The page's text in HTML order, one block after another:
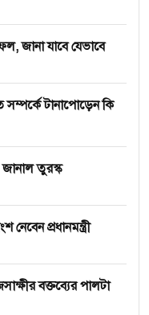
জানা যাবে যেভাবে
সম্পর্কে টানাপোড়েন কি
জানাল তুরস্ক
প্রধানমন্ত্রী
বক্তব্যের পালটা